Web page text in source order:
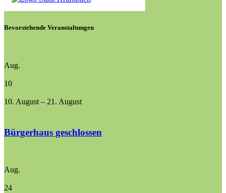
Bevorstehende Veranstaltungen
Aug.
10
10. August – 21. August
Bürgerhaus geschlossen
Aug.
24